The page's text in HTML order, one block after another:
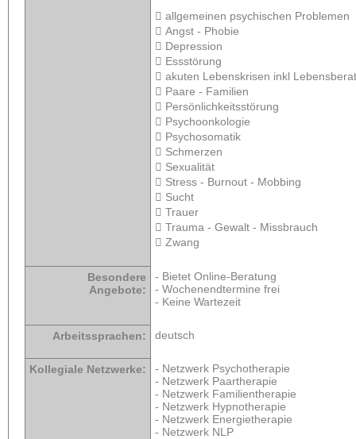
 allgemeinen psychischen Problemen
 Angst - Phobie
 Depression
 Essstörung
 akuten Lebenskrisen inkl
 Paare - Familien
 Persönlichkeitsstörung
 Psychoonkologie
 Psychosomatik
 Schmerzen
 Sexualität
 Stress - Burnout - Mobbing
 Sucht
 Trauer
 Trauma - Gewalt - Missbrauch
 Zwang
Besondere
Angebote:
- Bietet Online-Beratung
- Wochenendtermine frei
- Keine Wartezeit
Arbeitssprachen: deutsch
Kollegiale Netzwerke:
- Netzwerk Psychotherapie
- Netzwerk Paartherapie
- Netzwerk Familientherapie
- Netzwerk Hypnotherapie
- Netzwerk Energietherapie
- Netzwerk NLP